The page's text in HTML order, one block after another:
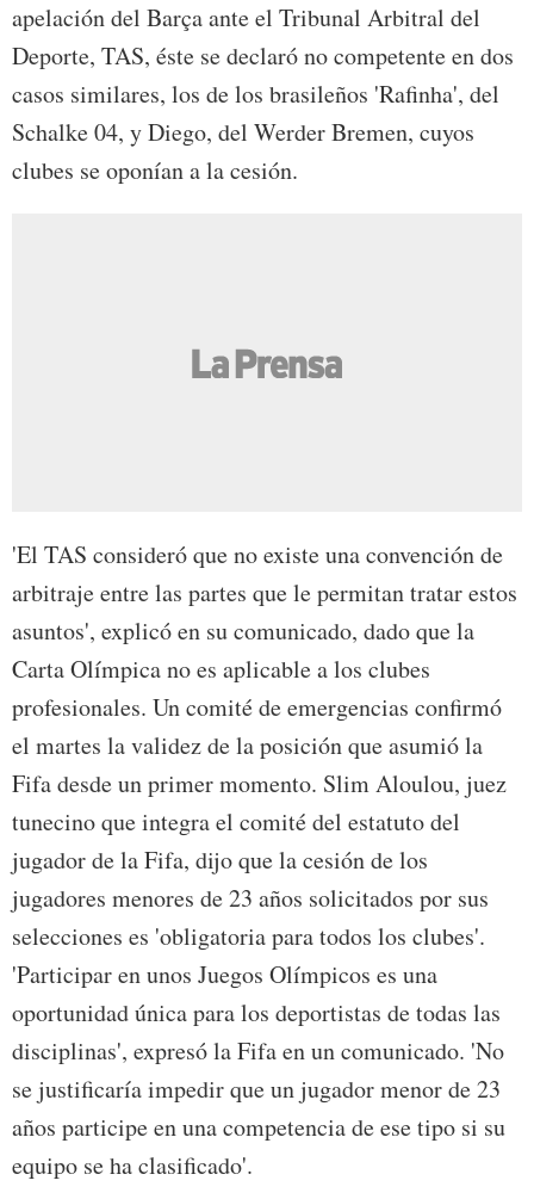
apelación del Barça ante el Tribunal Arbitral del
Deporte, TAS, éste se declaró no competente en dos
casos similares, los de los brasileños 'Rafinha', del
Schalke 04, y Diego, del Werder Bremen, cuyos
clubes se oponían a la cesión.
'El TAS consideró que no existe una convención de
arbitraje entre las partes que le permitan tratar estos
asuntos', explicó en su comunicado, dado que la
Carta Olímpica no es aplicable a los clubes
profesionales. Un comité de emergencias confirmó
el martes la validez de la posición que asumió la
Fifa desde un primer momento. Slim Aloulou, juez
tunecino que integra el comité del estatuto del
jugador de la Fifa, dijo que la cesión de los
jugadores menores de 23 años solicitados por sus
selecciones es 'obligatoria para todos los clubes'.
'Participar en unos Juegos Olímpicos es una
oportunidad única para los deportistas de todas las
disciplinas', expresó la Fifa en un comunicado. 'No
se justificaría impedir que un jugador menor de 23
años participe en una competencia de ese tipo si su
equipo se ha clasificado'.